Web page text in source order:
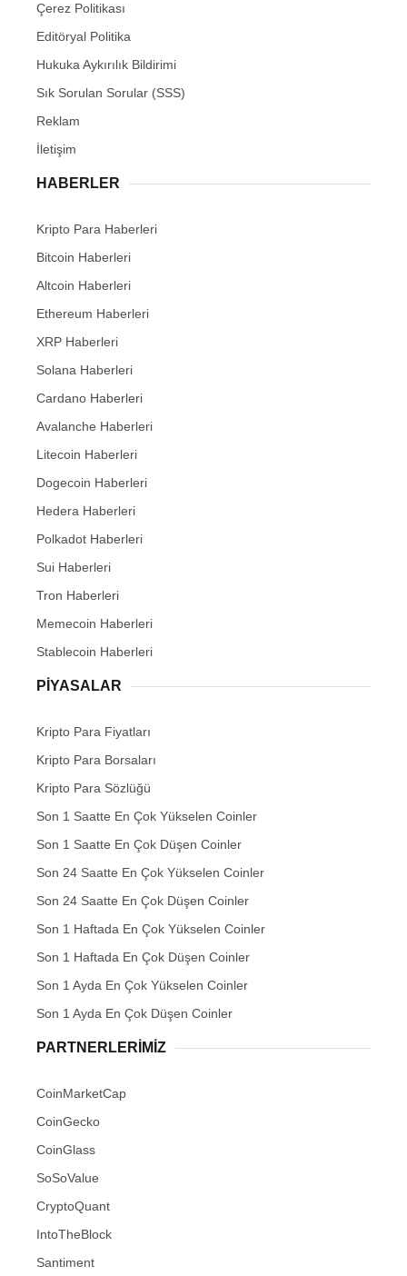
Çerez Politikası
Editöryal Politika
Hukuka Aykırılık Bildirimi
Sık Sorulan Sorular (SSS)
Reklam
İletişim
HABERLER
Kripto Para Haberleri
Bitcoin Haberleri
Altcoin Haberleri
Ethereum Haberleri
XRP Haberleri
Solana Haberleri
Cardano Haberleri
Avalanche Haberleri
Litecoin Haberleri
Dogecoin Haberleri
Hedera Haberleri
Polkadot Haberleri
Sui Haberleri
Tron Haberleri
Memecoin Haberleri
Stablecoin Haberleri
PIYASALAR
Kripto Para Fiyatları
Kripto Para Borsaları
Kripto Para Sözlüğü
Son 1 Saatte En Çok Yükselen Coinler
Son 1 Saatte En Çok Düşen Coinler
Son 24 Saatte En Çok Yükselen Coinler
Son 24 Saatte En Çok Düşen Coinler
Son 1 Haftada En Çok Yükselen Coinler
Son 1 Haftada En Çok Düşen Coinler
Son 1 Ayda En Çok Yükselen Coinler
Son 1 Ayda En Çok Düşen Coinler
PARTNERLERIMIZ
CoinMarketCap
CoinGecko
CoinGlass
SoSoValue
CryptoQuant
IntoTheBlock
Santiment